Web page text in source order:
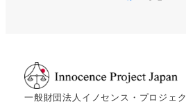
一般財団法人イノセンス・プロジェ